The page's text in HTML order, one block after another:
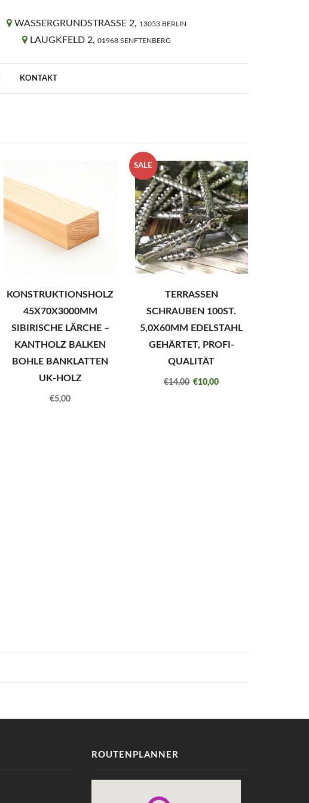
WASSERGRUNDSTRASSE 2, 13053 BERLIN
LAUGKFELD 2,01968 SENFTENBERG
KONTAKT
KONSTRUKTIONSHOLZ
45X70X3000MM
SIBIRISCHE LÄRCHE –
KANTHOLZ BALKEN
BOHLE BANKLATTEN
UK-HOLZ
€5,00
SALE
TERRASSEN
SCHRAUBEN 100ST.
5,0X60MM EDELSTAHL
GEHÄRTET, PROFI-
QUALITÄT
€14,00 €10,00
ROUTENPLANNER